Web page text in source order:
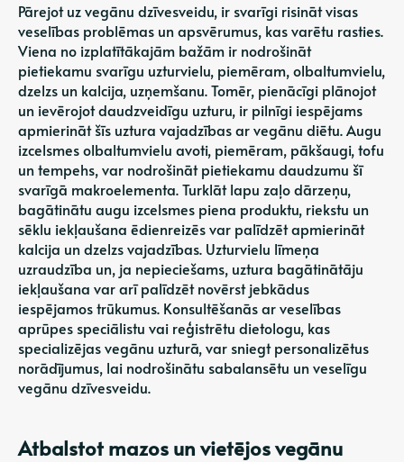
Pārejot uz vegānu dzīvesveidu, ir svarīgi risināt visas
veselības problēmas un apsvērumus, kas varētu rasties.
Viena no izplatītākajām bažām ir nodrošināt
pietiekamu svarīgu uzturvielu, piemēram, olbaltumvielu,
dzelzs un kalcija, uzņemšanu. Tomēr, pienācīgi plānojot
un ievērojot daudzveidīgu uzturu, ir pilnīgi iespējams
apmierināt šīs uztura vajadzības ar vegānu diētu. Augu
izcelsmes olbaltumvielu avoti, piemēram, pākšaugi, tofu
un tempehs, var nodrošināt pietiekamu daudzumu šī
svarīgā makroelementa. Turklāt lapu zaļo dārzeņu,
bagātinātu augu izcelsmes piena produktu, riekstu un
sēklu iekļaušana ēdienreizēs var palīdzēt apmierināt
kalcija un dzelzs vajadzības. Uzturvielu līmeņa
uzraudzība un, ja nepieciešams, uztura bagātinātāju
iekļaušana var arī palīdzēt novērst jebkādus
iespējamos trūkumus. Konsultēšanās ar veselības
aprūpes speciālistu vai reģistrētu dietologu, kas
specializējas vegānu uzturā, var sniegt personalizētus
norādījumus, lai nodrošinātu sabalansētu un veselīgu
vegānu dzīvesveidu.
Atbalstot mazos un vietējos vegānu